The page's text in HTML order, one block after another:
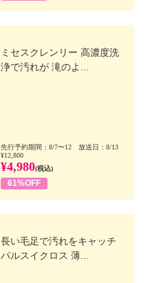
ミセスクレンリー 高濃度洗
浄で汚れが 滝のよ...
先行予約期間：8/7〜12 放送日：8/13
¥12,800
¥4,980(税込)
61%OFF
長い毛足で汚れをキャッチ
パルスイクロス 薄...